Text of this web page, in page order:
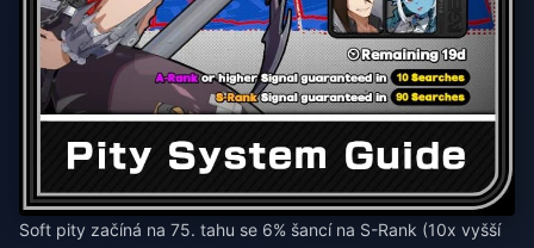
Soft pity začíná na 75. tahu se 6% šancí na S-Rank (10x vyšší